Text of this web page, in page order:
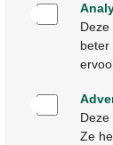
beter
Deze
Ze